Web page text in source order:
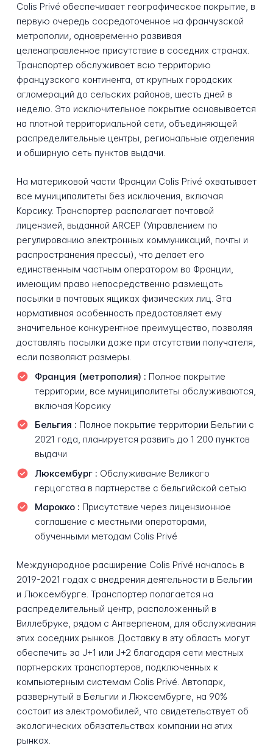
Colis Privé обеспечивает географическое покрытие, в
первую очередь сосредоточенное на франчузской
метрополии, одновременно развивая
целенаправленное присутствие в соседних странах.
Транспортер обслуживает всю территорию
французского континента, от крупных городских
агломераций до сельских районов, шесть дней в
неделю. Это исключительное покрытие основывается
на плотной территориальной сети, объединяющей
распределительные центры, региональные отделения
и обширную сеть пунктов выдачи.
На материковой части Франции Colis Privé охватывает
все муниципалитеты без исключения, включая
Корсику. Транспортер располагает почтовой
лицензией, выданной ARCEP (Управлением по
регулированию электронных коммуникаций, почты и
распространения прессы), что делает его
единственным частным оператором во Франции,
имеющим право непосредственно размещать
посылки в почтовых ящиках физических лиц. Эта
нормативная особенность предоставляет ему
значительное конкурентное преимущество, позволяя
доставлять посылки даже при отсутствии получателя,
если позволяют размеры.
Франция (метрополия) : Полное покрытие
территории, все муниципалитеты обслуживаются,
включая Корсику
Бельгия : Полное покрытие территории Бельгии с
2021 года, планируется развить до 1 200 пунктов
выдачи
Люксембург : Обслуживание Великого
герцогства в партнерстве с бельгийской сетью
Марокко : Присутствие через лицензионное
соглашение с местными операторами,
обученными методам Colis Privé
Международное расширение Colis Privé началось в
2019-2021 годах с внедрения деятельности в Бельгии
и Люксембурге. Транспортер полагается на
распределительный центр, расположенный в
Виллебруке, рядом с Антверпеном, для обслуживания
этих соседних рынков. Доставку в эту область могут
обеспечить за J+1 или J+2 благодаря сети местных
партнерских транспортеров, подключенных к
компьютерным системам Colis Privé. Автопарк,
развернутый в Бельгии и Люксембурге, на 90%
состоит из электромобилей, что свидетельствует об
экологических обязательствах компании на этих
рынках.